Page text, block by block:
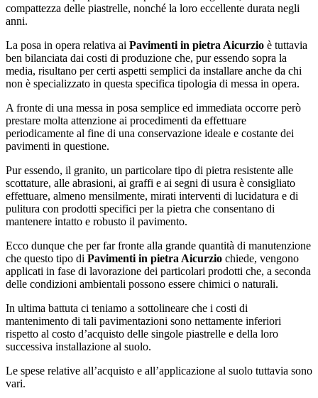
compattezza delle piastrelle, nonché la loro eccellente durata negli
anni.
La posa in opera relativa ai Pavimenti in pietra Aicurzio è tuttavia
ben bilanciata dai costi di produzione che, pur essendo sopra la
media, risultano per certi aspetti semplici da installare anche da chi
non è specializzato in questa specifica tipologia di messa in opera.
A fronte di una messa in posa semplice ed immediata occorre però
prestare molta attenzione ai procedimenti da effettuare
periodicamente al fine di una conservazione ideale e costante dei
pavimenti in questione.
Pur essendo, il granito, un particolare tipo di pietra resistente alle
scottature, alle abrasioni, ai graffi e ai segni di usura è consigliato
effettuare, almeno mensilmente, mirati interventi di lucidatura e di
pulitura con prodotti specifici per la pietra che consentano di
mantenere intatto e robusto il pavimento.
Ecco dunque che per far fronte alla grande quantità di manutenzione
che questo tipo di Pavimenti in pietra Aicurzio chiede, vengono
applicati in fase di lavorazione dei particolari prodotti che, a seconda
delle condizioni ambientali possono essere chimici o naturali.
In ultima battuta ci teniamo a sottolineare che i costi di
mantenimento di tali pavimentazioni sono nettamente inferiori
rispetto al costo d’acquisto delle singole piastrelle e della loro
successiva installazione al suolo.
Le spese relative all’acquisto e all’applicazione al suolo tuttavia sono
vari.